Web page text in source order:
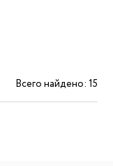
Всего найдено: 15